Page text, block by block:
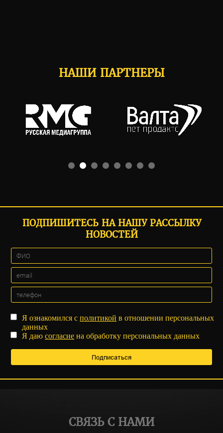
НАШИ ПАРТНЕРЫ
ПОДПИШИТЕСЬ НА НАШУ РАССЫЛКУ
НОВОСТЕЙ
Я ознакомился сполитикой в отношении персональных
данных
Я даюсогласие на обработку персональных данных
СВЯЗЬ С НАМИ